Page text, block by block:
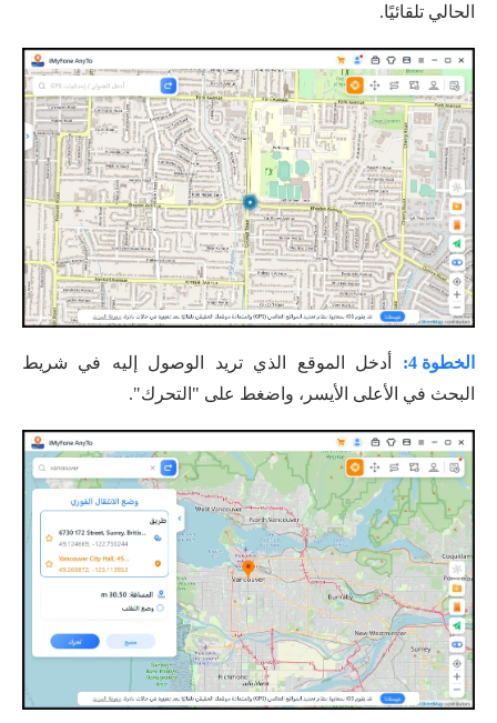
الحالي تلقائيًا.
الخطوة 4:
أدخل الموقع الذي تريد الوصول إليه في شريط
البحث في الأعلى الأيسر، واضغط على "التحرك".